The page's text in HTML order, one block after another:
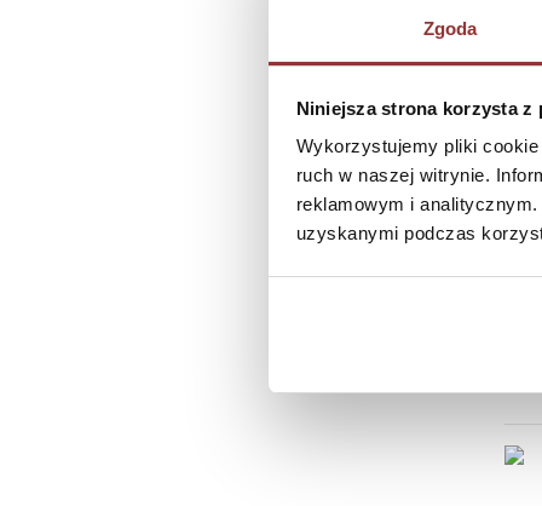
Zgoda
Niniejsza strona korzysta z
Wykorzystujemy pliki
ruch w naszej witrynie.
reklamowym i
uzyskanymi podczas